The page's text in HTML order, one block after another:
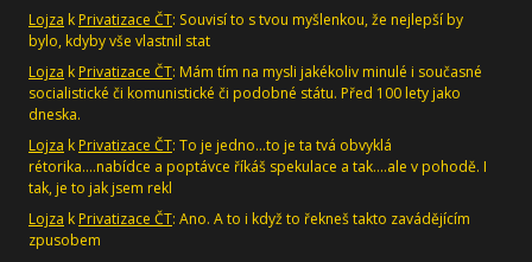
Lojza k Privatizace ČT: Souvisí to s tvou myšlenkou, že nejlepší by
bylo, kdyby vše vlastnil stat
Lojza k Privatizace ČT: Mám tím na mysli jakékoliv minulé i současné
socialistické či komunistické či podobné státu. Před 100 lety jako
dneska.
Lojza k Privatizace ČT: To je jedno...to je ta tvá obvyklá
rétorika....nabídce a poptávce říkáš spekulace a tak....ale v pohodě. I
tak, je to jak jsem rekl
Lojza k Privatizace ČT: Ano. A to i když to řekneš takto zavádějícím
zpusobem